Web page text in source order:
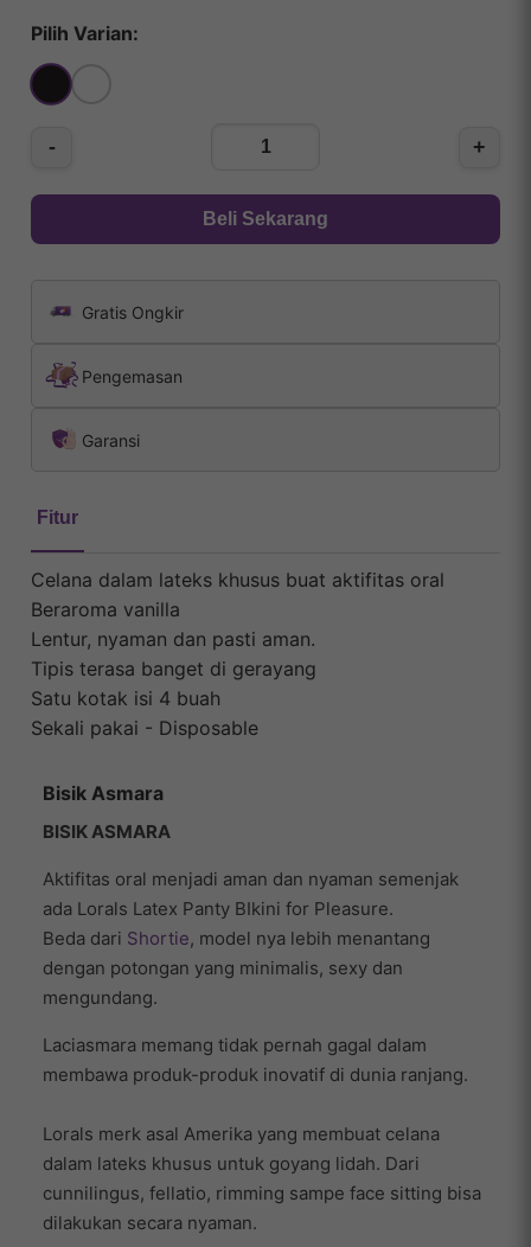
Pilih Varian:
- +
Beli Sekarang
Gratis Ongkir
Pengemasan
Garansi
Fitur
Celana dalam lateks khusus buat aktifitas oral
Beraroma vanilla
Lentur, nyaman dan pasti aman.
Tipis terasa banget di gerayang
Satu kotak isi 4 buah
Sekali pakai - Disposable
Bisik Asmara
BISIK ASMARA
Aktifitas oral menjadi aman dan nyaman semenjak
ada Lorals Latex Panty BIkini for Pleasure.
Beda dari Shortie, model nya lebih menantang
dengan potongan yang minimalis, sexy dan
mengundang.
Laciasmara memang tidak pernah gagal dalam
membawa produk-produk inovatif di dunia ranjang.
Lorals merk asal Amerika yang membuat celana
dalam lateks khusus untuk goyang lidah. Dari
cunnilingus, fellatio, rimming sampe face sitting bisa
dilakukan secara nyaman.